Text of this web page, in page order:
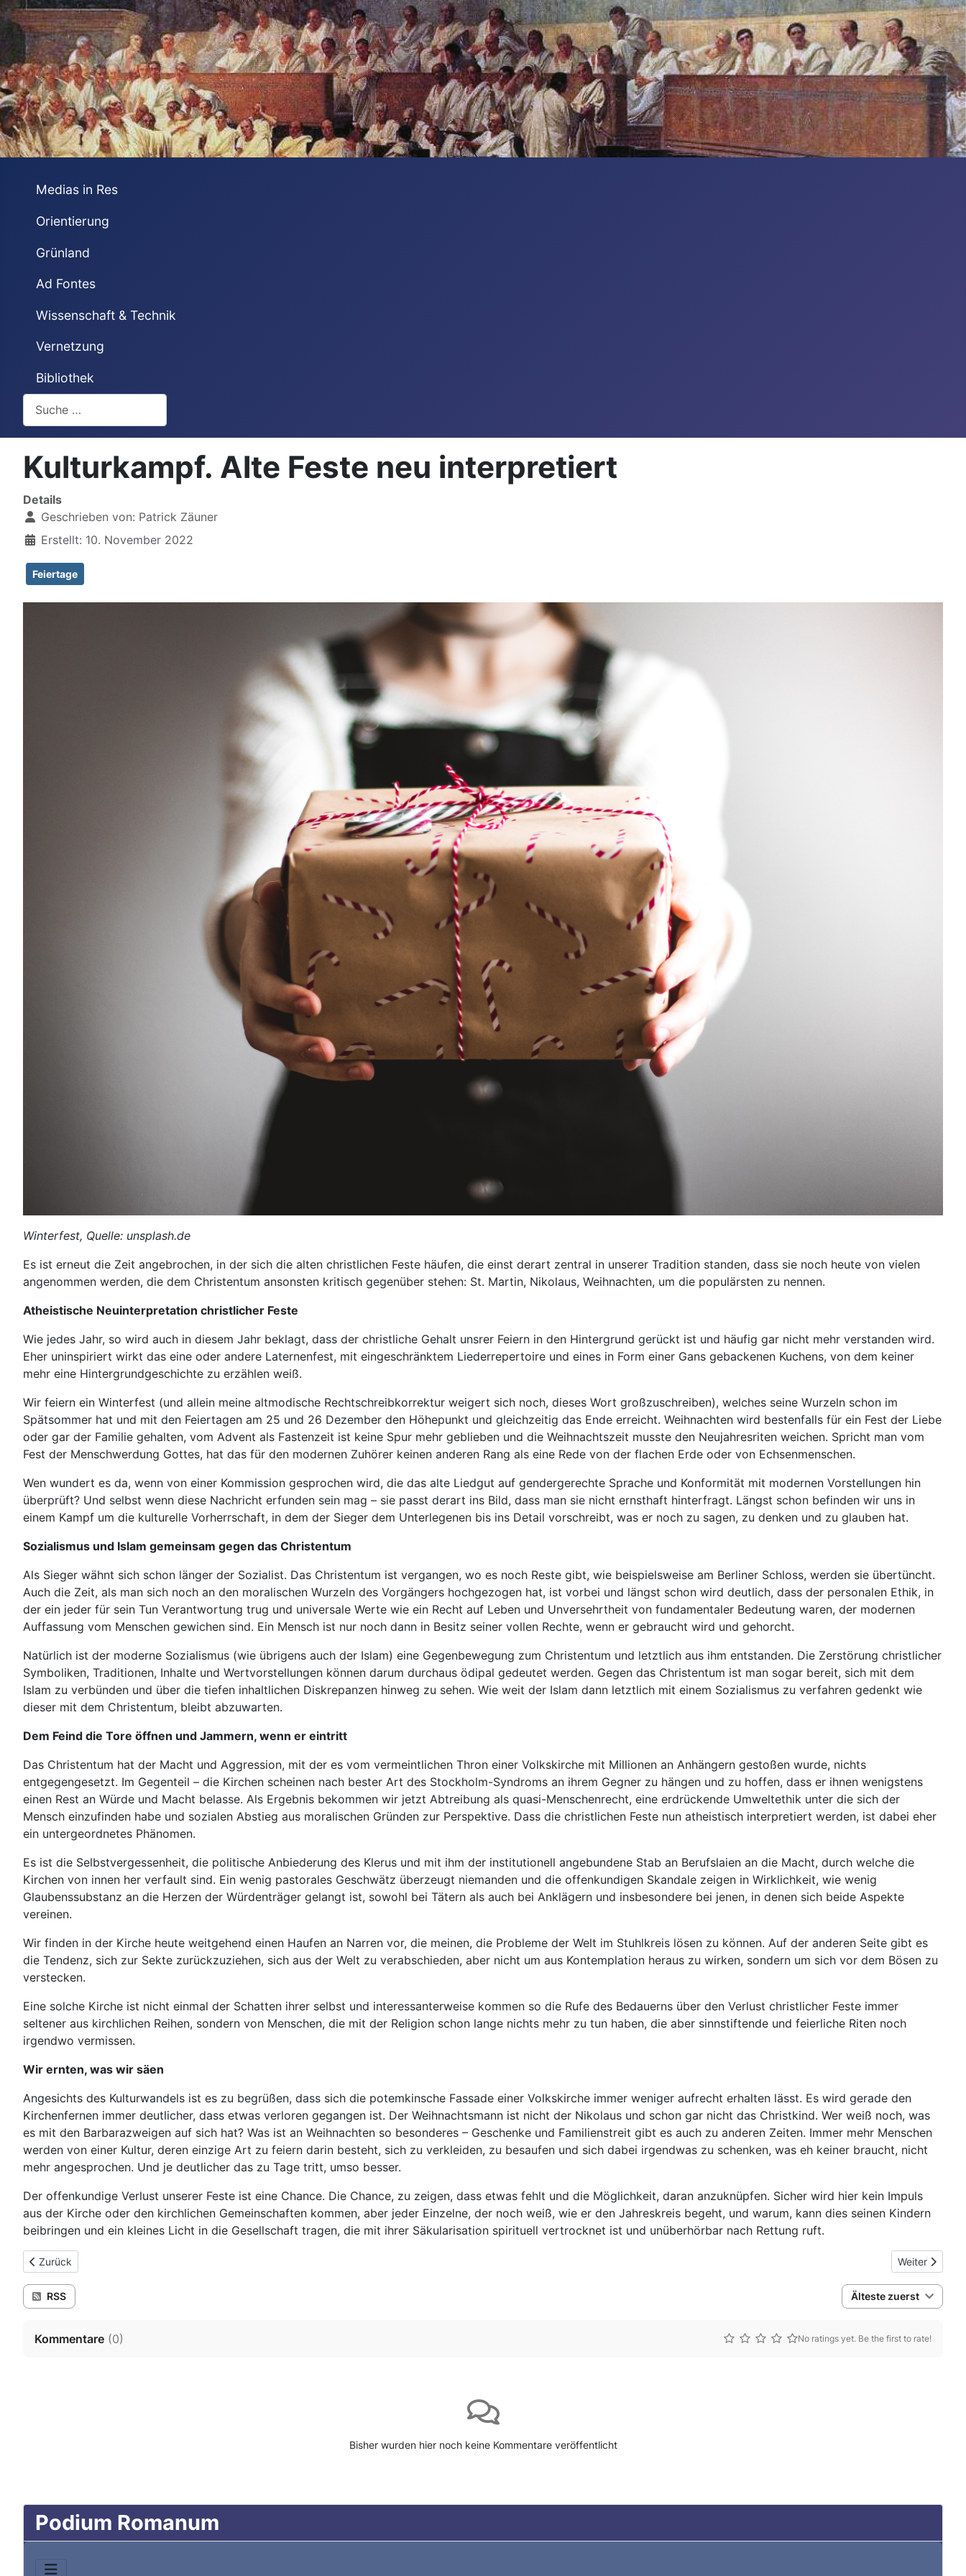
Medias in Res
Orientierung
Grünland
Ad Fontes
Wissenschaft & Technik
Vernetzung
Bibliothek
Suchen
Kulturkampf. Alte Feste neu interpretiert
Details
Geschrieben von: Patrick Zäuner
Erstellt: 10. November 2022
Feiertage
Winterfest, Quelle: unsplash.de
Es ist erneut die Zeit angebrochen, in der sich die alten christlichen Feste häufen, die einst derart zentral in unserer Tradition standen, dass sie noch heute von vielen
angenommen werden, die dem Christentum ansonsten kritisch gegenüber stehen: St. Martin, Nikolaus, Weihnachten, um die populärsten zu nennen.
Atheistische Neuinterpretation christlicher Feste
Wie jedes Jahr, so wird auch in diesem Jahr beklagt, dass der christliche Gehalt unsrer Feiern in den Hintergrund gerückt ist und häufig gar nicht mehr verstanden wird.
Eher uninspiriert wirkt das eine oder andere Laternenfest, mit eingeschränktem Liederrepertoire und eines in Form einer Gans gebackenen Kuchens, von dem keiner
mehr eine Hintergrundgeschichte zu erzählen weiß.
Wir feiern ein Winterfest (und allein meine altmodische Rechtschreibkorrektur weigert sich noch, dieses Wort großzuschreiben), welches seine Wurzeln schon im
Spätsommer hat und mit den Feiertagen am 25 und 26 Dezember den Höhepunkt und gleichzeitig das Ende erreicht. Weihnachten wird bestenfalls für ein Fest der Liebe
oder gar der Familie gehalten, vom Advent als Fastenzeit ist keine Spur mehr geblieben und die Weihnachtszeit musste den Neujahresriten weichen. Spricht man vom
Fest der Menschwerdung Gottes, hat das für den modernen Zuhörer keinen anderen Rang als eine Rede von der flachen Erde oder von Echsenmenschen.
Wen wundert es da, wenn von einer Kommission gesprochen wird, die das alte Liedgut auf gendergerechte Sprache und Konformität mit modernen Vorstellungen hin
überprüft? Und selbst wenn diese Nachricht erfunden sein mag – sie passt derart ins Bild, dass man sie nicht ernsthaft hinterfragt. Längst schon befinden wir uns in
einem Kampf um die kulturelle Vorherrschaft, in dem der Sieger dem Unterlegenen bis ins Detail vorschreibt, was er noch zu sagen, zu denken und zu glauben hat.
Sozialismus und Islam gemeinsam gegen das Christentum
Als Sieger wähnt sich schon länger der Sozialist. Das Christentum ist vergangen, wo es noch Reste gibt, wie beispielsweise am Berliner Schloss, werden sie übertüncht.
Auch die Zeit, als man sich noch an den moralischen Wurzeln des Vorgängers hochgezogen hat, ist vorbei und längst schon wird deutlich, dass der personalen Ethik, in
der ein jeder für sein Tun Verantwortung trug und universale Werte wie ein Recht auf Leben und Unversehrtheit von fundamentaler Bedeutung waren, der modernen
Auffassung vom Menschen gewichen sind. Ein Mensch ist nur noch dann in Besitz seiner vollen Rechte, wenn er gebraucht wird und gehorcht.
Natürlich ist der moderne Sozialismus (wie übrigens auch der Islam) eine Gegenbewegung zum Christentum und letztlich aus ihm entstanden. Die Zerstörung christlicher
Symboliken, Traditionen, Inhalte und Wertvorstellungen können darum durchaus ödipal gedeutet werden. Gegen das Christentum ist man sogar bereit, sich mit dem
Islam zu verbünden und über die tiefen inhaltlichen Diskrepanzen hinweg zu sehen. Wie weit der Islam dann letztlich mit einem Sozialismus zu verfahren gedenkt wie
dieser mit dem Christentum, bleibt abzuwarten.
Dem Feind die Tore öffnen und Jammern, wenn er eintritt
Das Christentum hat der Macht und Aggression, mit der es vom vermeintlichen Thron einer Volkskirche mit Millionen an Anhängern gestoßen wurde, nichts
entgegengesetzt. Im Gegenteil – die Kirchen scheinen nach bester Art des Stockholm-Syndroms an ihrem Gegner zu hängen und zu hoffen, dass er ihnen wenigstens
einen Rest an Würde und Macht belasse. Als Ergebnis bekommen wir jetzt Abtreibung als quasi-Menschenrecht, eine erdrückende Umweltethik unter die sich der
Mensch einzufinden habe und sozialen Abstieg aus moralischen Gründen zur Perspektive. Dass die christlichen Feste nun atheistisch interpretiert werden, ist dabei eher
ein untergeordnetes Phänomen.
Es ist die Selbstvergessenheit, die politische Anbiederung des Klerus und mit ihm der institutionell angebundene Stab an Berufslaien an die Macht, durch welche die
Kirchen von innen her verfault sind. Ein wenig pastorales Geschwätz überzeugt niemanden und die offenkundigen Skandale zeigen in Wirklichkeit, wie wenig
Glaubenssubstanz an die Herzen der Würdenträger gelangt ist, sowohl bei Tätern als auch bei Anklägern und insbesondere bei jenen, in denen sich beide Aspekte
vereinen.
Wir finden in der Kirche heute weitgehend einen Haufen an Narren vor, die meinen, die Probleme der Welt im Stuhlkreis lösen zu können. Auf der anderen Seite gibt es
die Tendenz, sich zur Sekte zurückzuziehen, sich aus der Welt zu verabschieden, aber nicht um aus Kontemplation heraus zu wirken, sondern um sich vor dem Bösen zu
verstecken.
Eine solche Kirche ist nicht einmal der Schatten ihrer selbst und interessanterweise kommen so die Rufe des Bedauerns über den Verlust christlicher Feste immer
seltener aus kirchlichen Reihen, sondern von Menschen, die mit der Religion schon lange nichts mehr zu tun haben, die aber sinnstiftende und feierliche Riten noch
irgendwo vermissen.
Wir ernten, was wir säen
Angesichts des Kulturwandels ist es zu begrüßen, dass sich die potemkinsche Fassade einer Volkskirche immer weniger aufrecht erhalten lässt. Es wird gerade den
Kirchenfernen immer deutlicher, dass etwas verloren gegangen ist. Der Weihnachtsmann ist nicht der Nikolaus und schon gar nicht das Christkind. Wer weiß noch, was
es mit den Barbarazweigen auf sich hat? Was ist an Weihnachten so besonderes – Geschenke und Familienstreit gibt es auch zu anderen Zeiten. Immer mehr Menschen
werden von einer Kultur, deren einzige Art zu feiern darin besteht, sich zu verkleiden, zu besaufen und sich dabei irgendwas zu schenken, was eh keiner braucht, nicht
mehr angesprochen. Und je deutlicher das zu Tage tritt, umso besser.
Der offenkundige Verlust unserer Feste ist eine Chance. Die Chance, zu zeigen, dass etwas fehlt und die Möglichkeit, daran anzuknüpfen. Sicher wird hier kein Impuls
aus der Kirche oder den kirchlichen Gemeinschaften kommen, aber jeder Einzelne, der noch weiß, wie er den Jahreskreis begeht, und warum, kann dies seinen Kindern
beibringen und ein kleines Licht in die Gesellschaft tragen, die mit ihrer Säkularisation spirituell vertrocknet ist und unüberhörbar nach Rettung ruft.
Vorheriger Beitrag: Pietätslosigkeit
Zurück Nächster
Weiter
RSS Älteste zuerst
Kommentare (0) No ratings yet. Be the first to rate!
Bisher wurden hier noch keine Kommentare veröffentlicht
Podium Romanum